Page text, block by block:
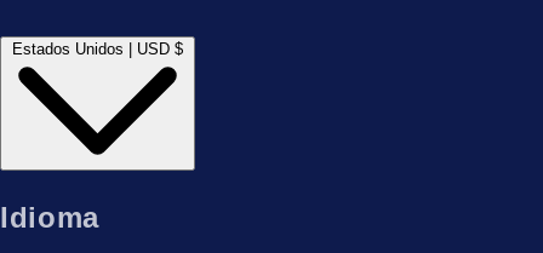
Estados Unidos | USD $
Idioma